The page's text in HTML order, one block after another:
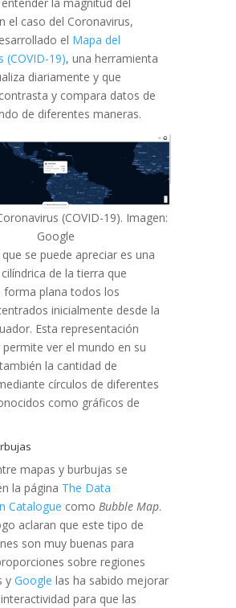
el caso del Coronavirus,
el Mapa del
(COVID-19), una herramienta
diariamente y que
y compara datos de
de diferentes maneras.
(COVID-19). Imagen:
Google
se puede apreciar es una
de la tierra que
forma plana todos los
inicialmente desde la
Esta representación
ver el mundo en su
la cantidad de
círculos de diferentes
como gráficos de
mapas y burbujas se
la página The Data
Catalogue como Bubble Map.
aclaran que este tipo de
son muy buenas para
sobre regiones
y Google las ha sabido mejorar
para que las